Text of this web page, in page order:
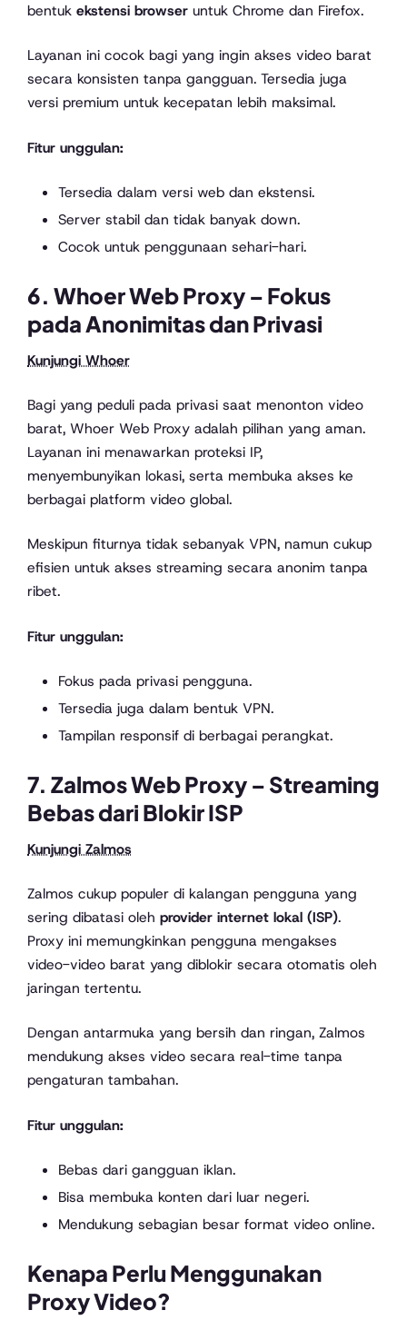
bentuk ekstensi browser untuk Chrome dan Firefox.
Layanan ini cocok bagi yang ingin akses video barat
secara konsisten tanpa gangguan. Tersedia juga
versi premium untuk kecepatan lebih maksimal.
Fitur unggulan:
Tersedia dalam versi web dan ekstensi.
Server stabil dan tidak banyak down.
Cocok untuk penggunaan sehari-hari.
6. Whoer Web Proxy – Fokus
pada Anonimitas dan Privasi
Kunjungi Whoer
Bagi yang peduli pada privasi saat menonton video
barat, Whoer Web Proxy adalah pilihan yang aman.
Layanan ini menawarkan proteksi IP,
menyembunyikan lokasi, serta membuka akses ke
berbagai platform video global.
Meskipun fiturnya tidak sebanyak VPN, namun cukup
efisien untuk akses streaming secara anonim tanpa
ribet.
Fitur unggulan:
Fokus pada privasi pengguna.
Tersedia juga dalam bentuk VPN.
Tampilan responsif di berbagai perangkat.
7. Zalmos Web Proxy – Streaming
Bebas dari Blokir ISP
Kunjungi Zalmos
Zalmos cukup populer di kalangan pengguna yang
sering dibatasi oleh provider internet lokal (ISP).
Proxy ini memungkinkan pengguna mengakses
video-video barat yang diblokir secara otomatis oleh
jaringan tertentu.
Dengan antarmuka yang bersih dan ringan, Zalmos
mendukung akses video secara real-time tanpa
pengaturan tambahan.
Fitur unggulan:
Bebas dari gangguan iklan.
Bisa membuka konten dari luar negeri.
Mendukung sebagian besar format video online.
Kenapa Perlu Menggunakan
Proxy Video?